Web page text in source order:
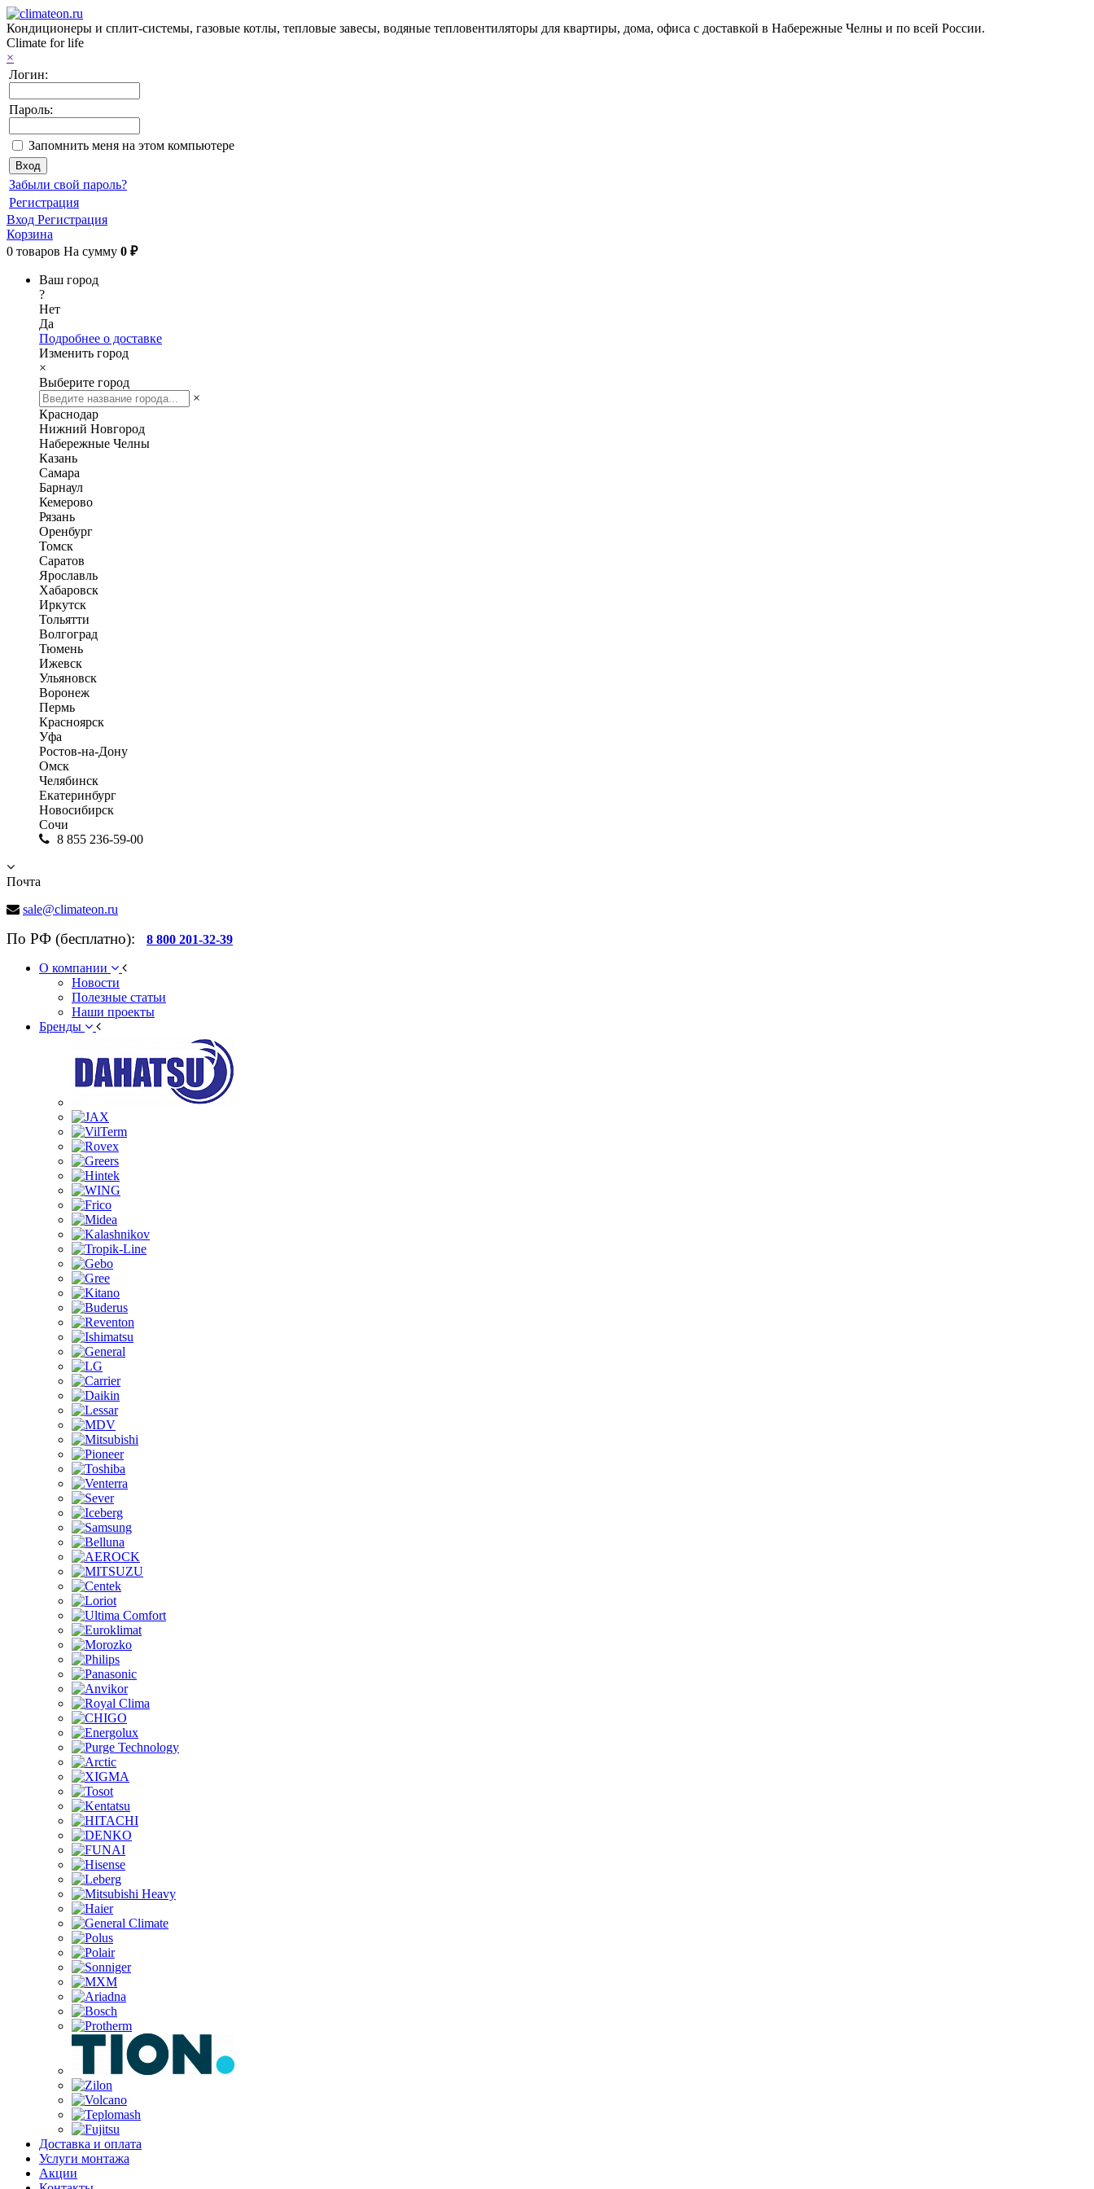
Кондиционеры и сплит-системы, газовые котлы, тепловые завесы, водяные тепловентиляторы для квартиры, дома, офиса с доставкой в Набережные Челны и по всей России.
Climate for life
×
Логин:
Пароль:
Запомнить меня на этом компьютере
Забыли свой пароль?
Регистрация
Вход Регистрация
Корзина
0 товаров На сумму 0 ₽
Ваш город
?
Нет
Да
Подробнее о доставке
Изменить город
×
Выберите город
×
Краснодар
Нижний Новгород
Набережные Челны
Казань
Самара
Барнаул
Кемерово
Рязань
Оренбург
Томск
Саратов
Ярославль
Хабаровск
Иркутск
Тольятти
Волгоград
Тюмень
Ижевск
Ульяновск
Воронеж
Пермь
Красноярск
Уфа
Ростов-на-Дону
Омск
Челябинск
Екатеринбург
Новосибирск
Сочи
8 855 236-59-00
Почта
sale@climateon.ru
По РФ (бесплатно): 8 800 201-32-39
О компании
Новости
Полезные статьи
Наши проекты
Бренды
Доставка и оплата
Услуги монтажа
Акции